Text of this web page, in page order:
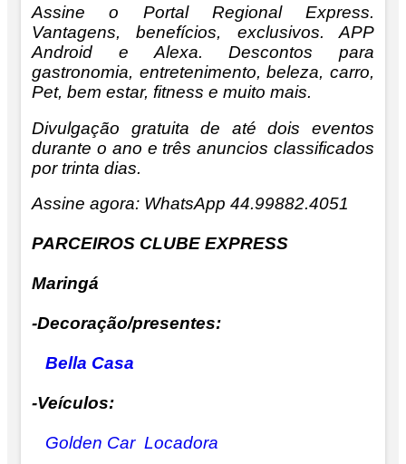
Assine o Portal Regional Express.
Vantagens, benefícios, exclusivos. APP
Android e Alexa. Descontos para
gastronomia, entretenimento, beleza, carro,
Pet, bem estar, fitness e muito mais.
Divulgação gratuita de até dois eventos
durante o ano e três anuncios classificados
por trinta dias.
Assine agora: WhatsApp 44.99882.4051
PARCEIROS CLUBE EXPRESS
Maringá
-Decoração/presentes:
Bella Casa
-Veículos:
Golden Car Locadora